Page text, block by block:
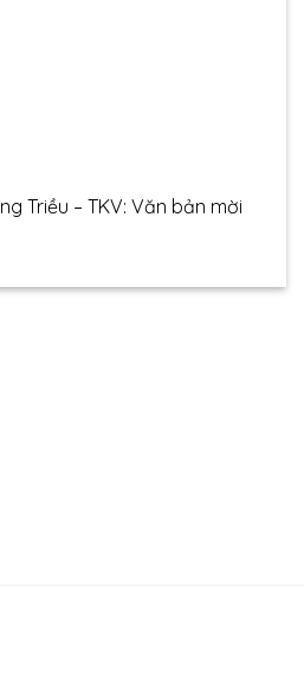
Triều – TKV: Văn bản mời